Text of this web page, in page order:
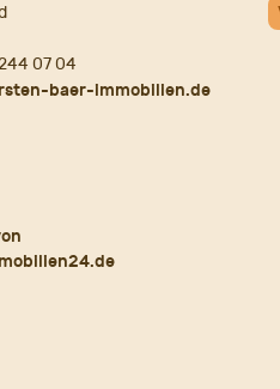
07 04
baer-immobilien.de